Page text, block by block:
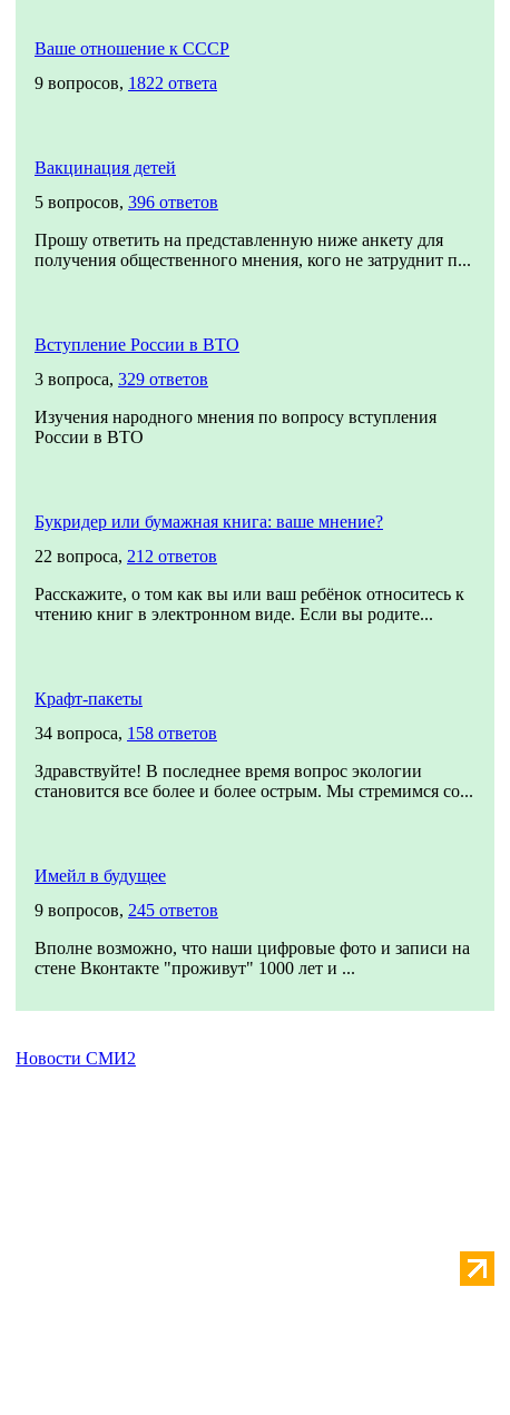
Ваше отношение к СССР
9 вопросов, 1822 ответа
Вакцинация детей
5 вопросов, 396 ответов
Прошу ответить на представленную ниже анкету для
получения общественного мнения, кого не затруднит п...
Вступление России в ВТО
3 вопроса, 329 ответов
Изучения народного мнения по вопросу вступления
России в ВТО
Букридер или бумажная книга: ваше мнение?
22 вопроса, 212 ответов
Расскажите, о том как вы или ваш ребёнок относитесь к
чтению книг в электронном виде. Если вы родите...
Крафт-пакеты
34 вопроса, 158 ответов
Здравствуйте! В последнее время вопрос экологии
становится все более и более острым. Мы стремимся со...
Имейл в будущее
9 вопросов, 245 ответов
Вполне возможно, что наши цифровые фото и записи на
стене Вконтакте "проживут" 1000 лет и ...
Новости СМИ2